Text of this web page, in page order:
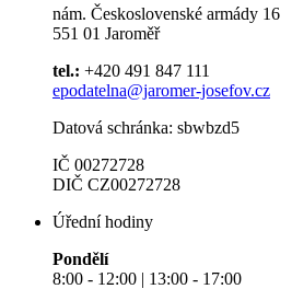
nám. Československé armády 16
551 01 Jaroměř
tel.: +420 491 847 111
epodatelna@jaromer-josefov.cz
Datová schránka: sbwbzd5
IČ 00272728
DIČ CZ00272728
Úřední hodiny
Pondělí
8:00 - 12:00 | 13:00 - 17:00